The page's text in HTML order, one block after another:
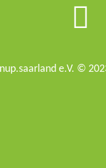
e.V. ©